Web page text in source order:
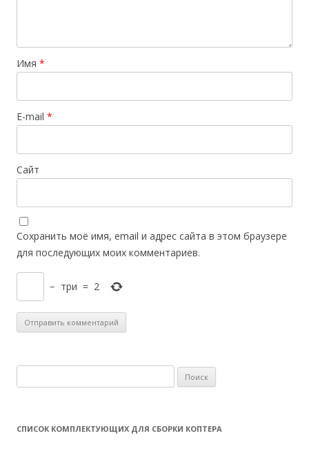
Имя *
E-mail *
Сайт
Сохранить моё имя, email и адрес сайта в этом браузере
для последующих моих комментариев.
− три = 2
а
т
СПИСОК КОМПЛЕКТУЮЩИХ ДЛЯ СБОРКИ КОПТЕРА